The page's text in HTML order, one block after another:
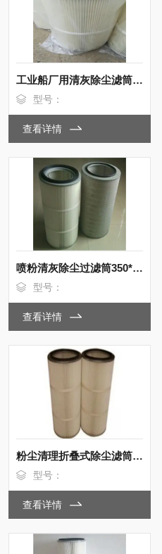
工业船厂用清灰除尘滤筒350*900mm价格
型号：
查看详情
喷粉清灰除尘过滤筒350*900mm供应
型号：
查看详情
粉尘清理折叠式除尘滤筒350*900mm
型号：
查看详情